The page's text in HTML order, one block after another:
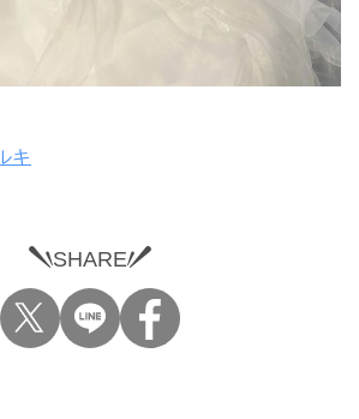
キ
SHARE